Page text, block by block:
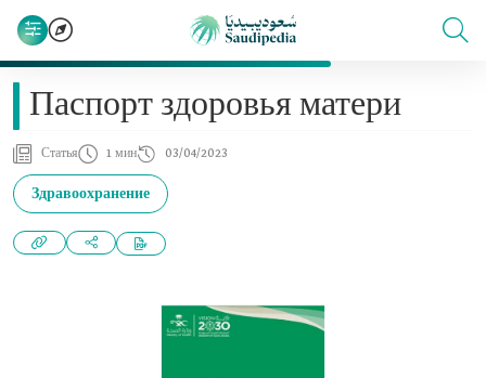
Паспорт здоровья матери
Статья 1 мин 03/04/2023
Здравоохранение